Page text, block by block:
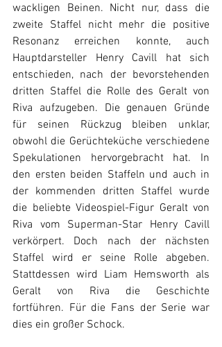
wackligen Beinen. Nicht nur, dass die
zweite Staffel nicht mehr die positive
Resonanz erreichen konnte, auch
Hauptdarsteller Henry Cavill hat sich
entschieden, nach der bevorstehenden
dritten Staffel die Rolle des Geralt von
Riva aufzugeben. Die genauen Gründe
für seinen Rückzug bleiben unklar,
obwohl die Gerüchteküche verschiedene
Spekulationen hervorgebracht hat. In
den ersten beiden Staffeln und auch in
der kommenden dritten Staffel wurde
die beliebte Videospiel-Figur Geralt von
Riva vom Superman-Star Henry Cavill
verkörpert. Doch nach der nächsten
Staffel wird er seine Rolle abgeben.
Stattdessen wird Liam Hemsworth als
Geralt von Riva die Geschichte
fortführen. Für die Fans der Serie war
dies ein großer Schock.